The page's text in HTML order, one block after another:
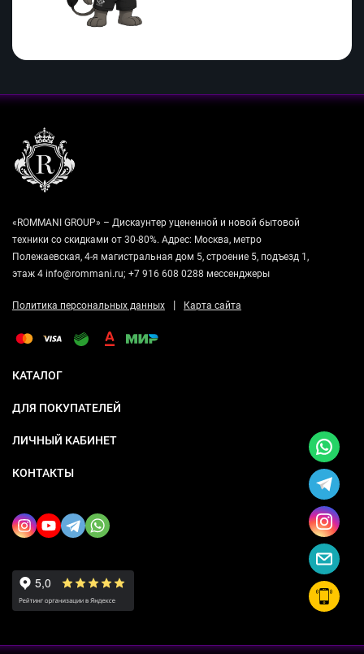
«ROMMANI GROUP» – Дискаунтер уцененной и новой бытовой
техники со скидками от 30-80%. Адрес: Москва, метро
Полежаевская, 4-я магистральная дом 5, строение 5, подъезд 1,
этаж 4 info@rommani.ru; +7 916 608 0288 мессенджеры
Политика персональных данных | Карта сайта
КАТАЛОГ
ДЛЯ ПОКУПАТЕЛЕЙ
ЛИЧНЫЙ КАБИНЕТ
КОНТАКТЫ